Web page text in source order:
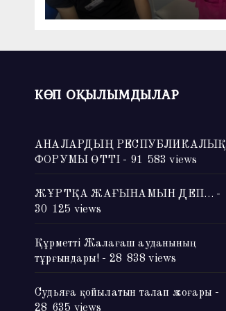
КӨП ОҚЫЛЫМДЫЛАР
АНАЛАРДЫҢ РЕСПУБЛИКАЛЫҚ
ФОРУМЫ ӨТТІ - 91 583 views
ЖҰРТҚА ЖАҒЫНАМЫН ДЕП… -
30 125 views
Құрметті Жалағаш ауданының
тұрғындары! - 28 838 views
Судьяға қойылатын талап жоғары -
28 635 views